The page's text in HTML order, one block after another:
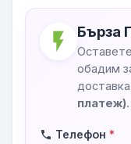
flash_on Бърза
обадим
платеж).
phone Телефон *